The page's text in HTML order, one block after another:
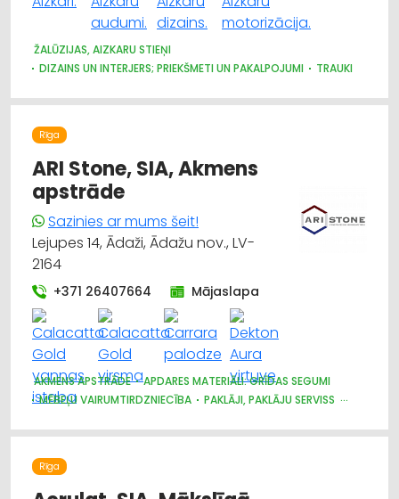
ŽALŪZIJAS, AIZKARU STIEŅI
DIZAINS UN INTERJERS; PRIEKŠMETI UN PAKALPOJUMI
TRAUKI
Rīga
ARI Stone, SIA, Akmens
apstrāde
Sazinies ar mums šeit!
Lejupes 14, Ādaži, Ādažu nov., LV-
2164
+371 26407664 Mājaslapa
AKMENS APSTRĀDE
APDARES MATERIĀLI: GRĪDAS SEGUMI
MĒBEĻU VAIRUMTIRDZNIECĪBA
PAKLĀJI, PAKLĀJU SERVISS
DIZAINS UN INTERJERS; PRIEKŠMETI UN PAKALPOJUMI
MĒBEĻU TIRDZNIECĪBA
KRĀSNIS UN KAMĪNI
Rīga